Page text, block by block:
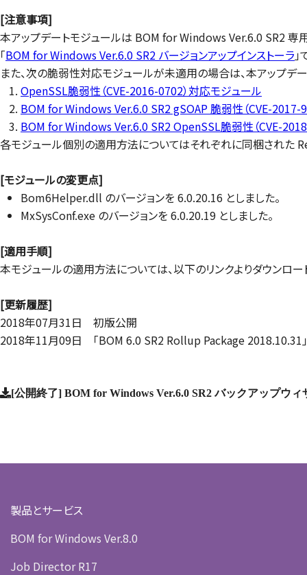
[注意事項]
本アップデートモジュールは BOM for Windows Ver.6.0 SR2 専
「BOM for Windows Ver.6.0 SR2 バージョンアップインストーラ
また、次の脆弱性対応モジュールが未適用の場合は、本アップデ
OpenSSL脆弱性（CVE-2016-0702）対応モジュール
BOM for Windows Ver.6.0 SR2 gSOAP 脆弱性（CVE-2017-
BOM for Windows Ver.6.0 SR2 OpenSSL脆弱性（CVE-
各モジュール個別の適用方法についてはそれぞれに同梱された
[モジュールの変更点]
Bom6Helper.dll のバージョンを 6.0.20.16 としました。
MxSysConf.exe のバージョンを 6.0.20.19 としました。
[適用手順]
本モジュールの適用方法については、以下のリンクよりダウンロ
[更新履歴]
2018年07月31日 初版公開
2018年11月09日 「BOM 6.0 SR2 Rollup Package 2018.10.31
[公開終了] BOM for Windows Ver.6.0 SR2 バックアップウ
製品とサービス
BOM for Windows Ver.8.0
Job Director R17